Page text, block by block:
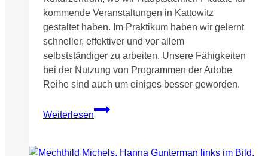
kommende Veranstaltungen in Kattowitz
gestaltet haben. Im Praktikum haben wir gelernt
schneller, effektiver und vor allem
selbstständiger zu arbeiten. Unsere Fähigkeiten
bei der Nutzung von Programmen der Adobe
Reihe sind auch um einiges besser geworden.
Weiterlesen
Erasmus+
Mobilität:
Ostrovsky